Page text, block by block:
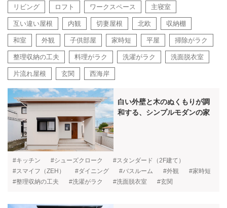
リビング ロフト ワークスペース 主寝室
互い違い屋根 内観 切妻屋根 北欧 収納棚
和室 外観 子供部屋 家時短 平屋 掃除がラク
整理収納の工夫 料理がラク 洗濯がラク 洗面脱衣室
片流れ屋根 玄関 西海岸
白い外壁と木のぬくもりが調
和する、シンプルモダンの家
#キッチン #シューズクローク
#スタンダード（2F建て）
#スマイフ（ZEH）
#ダイニング #バスルーム #外観
#家時短
#整理収納の工夫
#洗濯がラク #洗面脱衣室 #玄関